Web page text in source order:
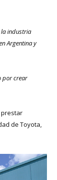
la industria
Argentina y
por crear
prestar
de Toyota,